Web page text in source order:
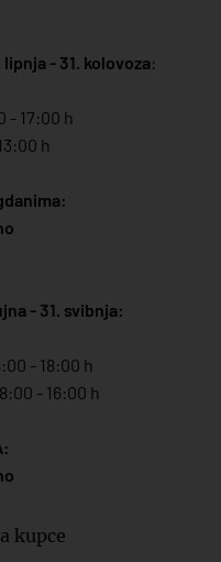
- 31. kolovoza:
- 17:00 h
h
- 31. svibnja:
- 18:00 h
- 16:00 h
kupce